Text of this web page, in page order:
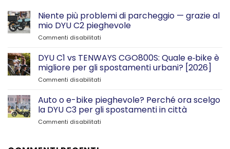
Niente più problemi di parcheggio — grazie al
mio DYU C2 pieghevole
Commenti disabilitati
più
problemi
di
grazie
al
mio
DYU C1 vs TENWAYS CGO800S: Quale e‑bike è
migliore per gli spostamenti urbani? [2026]
Commenti disabilitati
C1
vs
TENWAYS
Auto o e-bike pieghevole? Perché ora scelgo
la DYU C3 per gli spostamenti in città
Commenti disabilitati